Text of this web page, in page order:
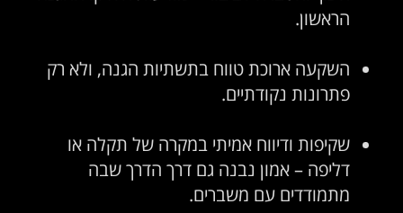
הראשון.
השקעה ארוכת טווח בתשתיות הגנה, ולא רק
פתרונות נקודתיים.
שקיפות ודיווח אמיתי במקרה של תקלה או
דליפה – אמון נבנה גם דרך הדרך שבה
מתמודדים עם משברים.